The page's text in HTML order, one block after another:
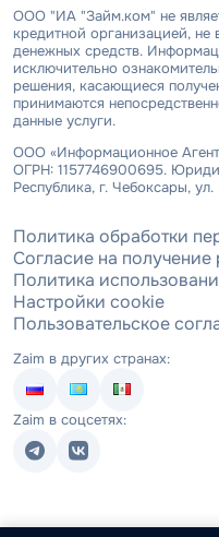
ООО "ИА "Займ.ком" не
кредитной организацией,
денежных средств.
исключительно
решения, касающиеся
принимаются
данные услуги.
ООО «Информационное
ОГРН: 1157746900695.
Республика, г. Чебоксары,
Политика обработки
Согласие на
Политика
Настройки cookie
Пользовательское
Zaim в других странах:
Zaim в соцсетях: